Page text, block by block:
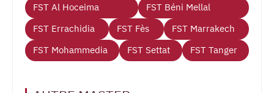
FST Al Hoceima
FST Béni Mellal
FST Errachidia
FST Fès
FST Marrakech
FST Mohammedia
FST Settat FST Tanger